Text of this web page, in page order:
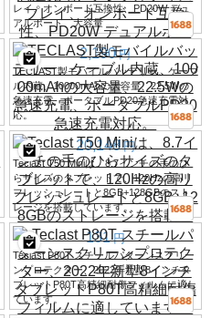
レイ、オンボード互換性、PD20W デュ
アルポート、大容量
2,190 円
TECLAST製モバイルバッテリー、ケーブ
ル内蔵、10000mAhの大容量、22.5Wの
急速充電、ポータブルPD20急速充電対
応。
20,148 円
Teclast T50 Miniは、8.7インチの手のひ
らサイズのタブレットで、120Hzの高リ
フレッシュレートと8GB+128GBのスト
レージを搭載しています。
131 円
Teclast P80T スチールパターンスクリー
ンプロテクター、2022年新型8インチタ
ブレットP80T高精細耐傷フィルムに適し
ています。